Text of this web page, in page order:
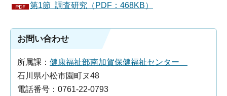
第1節 調査研究（PDF：468KB）
お問い合わせ
所属課： 健康福祉部南加賀保健福祉センター
石川県小松市園町ヌ48
電話番号：0761-22-0793